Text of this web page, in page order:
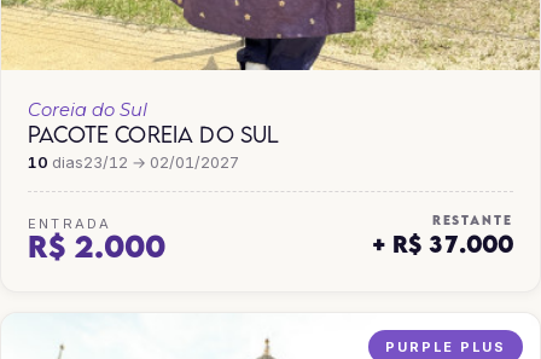
Coreia do Sul
PACOTE COREIA DO SUL
10 dias23/12 → 02/01/2027
ENTRADA
R$ 2.000
RESTANTE
+ R$ 37.000
PURPLE PLUS